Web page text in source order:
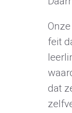
feit
dat